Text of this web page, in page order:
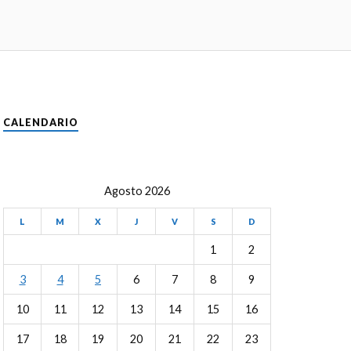
CALENDARIO
Agosto 2026
L M X J V S D
1 2
3 4 5 6 7 8 9
10 11 12 13 14 15 16
17 18 19 20 21 22 23